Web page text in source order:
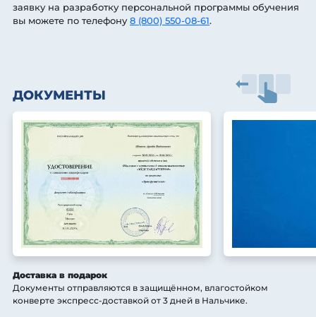
заявку на разработку персональной программы обучения
вы можете по телефону8 (800) 550-08-61.
ДОКУМЕНТЫ
Доставка в подарок
Документы отправляются в защищённом, влагостойком
конверте экспресс-доставкой от 3 дней в Нальчике.